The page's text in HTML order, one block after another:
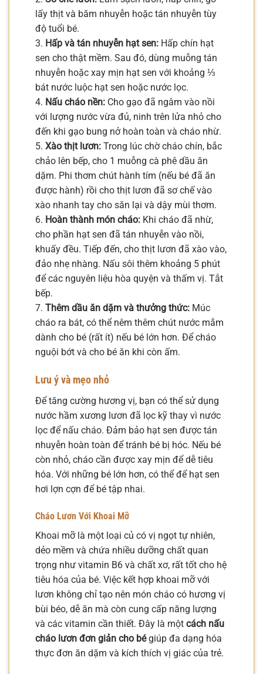
lấy thịt và băm nhuyễn hoặc tán nhuyễn tùy
độ tuổi bé.
3. Hấp và tán nhuyễn hạt sen: Hấp chín hạt
sen cho thật mềm. Sau đó, dùng muỗng tán
nhuyễn hoặc xay mịn hạt sen với khoảng ⅓
bát nước luộc hạt sen hoặc nước lọc.
4. Nấu cháo nền: Cho gạo đã ngâm vào nồi
với lượng nước vừa đủ, ninh trên lửa nhỏ cho
đến khi gạo bung nở hoàn toàn và cháo nhừ.
5. Xào thịt lươn: Trong lúc chờ cháo chín, bắc
chảo lên bếp, cho 1 muỗng cà phê dầu ăn
dặm. Phi thơm chút hành tím (nếu bé đã ăn
được hành) rồi cho thịt lươn đã sơ chế vào
xào nhanh tay cho săn lại và dậy mùi thơm.
6. Hoàn thành món cháo: Khi cháo đã nhừ,
cho phần hạt sen đã tán nhuyễn vào nồi,
khuấy đều. Tiếp đến, cho thịt lươn đã xào vào,
đảo nhẹ nhàng. Nấu sôi thêm khoảng 5 phút
để các nguyên liệu hòa quyện và thấm vị. Tắt
bếp.
7. Thêm dầu ăn dặm và thưởng thức: Múc
cháo ra bát, có thể nêm thêm chút nước mắm
dành cho bé (rất ít) nếu bé lớn hơn. Để cháo
nguội bớt và cho bé ăn khi còn ấm.
Lưu ý và mẹo nhỏ
Để tăng cường hương vị, bạn có thể sử dụng
nước hầm xương lươn đã lọc kỹ thay vì nước
lọc để nấu cháo. Đảm bảo hạt sen được tán
nhuyễn hoàn toàn để tránh bé bị hóc. Nếu bé
còn nhỏ, cháo cần được xay mịn để dễ tiêu
hóa. Với những bé lớn hơn, có thể để hạt sen
hơi lợn cợn để bé tập nhai.
Cháo Lươn Với Khoai Mỡ
Khoai mỡ là một loại củ có vị ngọt tự nhiên,
dẻo mềm và chứa nhiều dưỡng chất quan
trọng như vitamin B6 và chất xơ, rất tốt cho hệ
tiêu hóa của bé. Việc kết hợp khoai mỡ với
lươn không chỉ tạo nên món cháo có hương vị
bùi béo, dễ ăn mà còn cung cấp năng lượng
và các vitamin cần thiết. Đây là một cách nấu
cháo lươn đơn giản cho bégiúp đa dạng hóa
thực đơn ăn dặm và kích thích vị giác của trẻ.